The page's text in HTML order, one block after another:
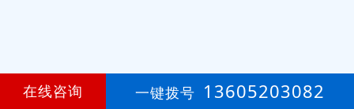
在线咨询 一键拨号 13605203082